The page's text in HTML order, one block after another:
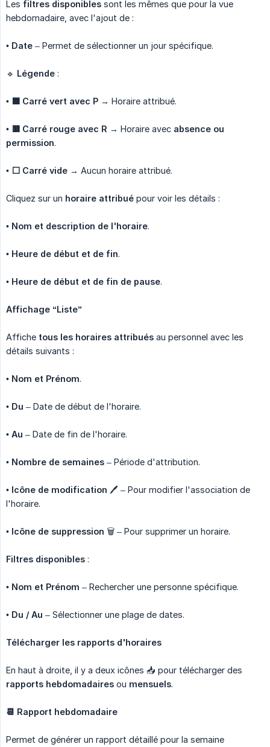
Les filtres disponibles sont les mêmes que pour la vue
hebdomadaire, avec l'ajout de :
• Date – Permet de sélectionner un jour spécifique.
🔹 Légende :
• 🟩 Carré vert avec P → Horaire attribué.
• 🟥 Carré rouge avec R → Horaire avec absence ou
permission.
• ⬜ Carré vide → Aucun horaire attribué.
Cliquez sur un horaire attribué pour voir les détails :
• Nom et description de l'horaire.
• Heure de début et de fin.
• Heure de début et de fin de pause.
Affichage “Liste”
Affiche tous les horaires attribués au personnel avec les
détails suivants :
• Nom et Prénom.
• Du – Date de début de l'horaire.
• Au – Date de fin de l'horaire.
• Nombre de semaines – Période d'attribution.
• Icône de modification 🖊 – Pour modifier l'association de
l'horaire.
• Icône de suppression 🗑 – Pour supprimer un horaire.
Filtres disponibles :
• Nom et Prénom – Rechercher une personne spécifique.
• Du / Au – Sélectionner une plage de dates.
Télécharger les rapports d'horaires
En haut à droite, il y a deux icônes 📥 pour télécharger des
rapports hebdomadaires ou mensuels.
📆 Rapport hebdomadaire
Permet de générer un rapport détaillé pour la semaine